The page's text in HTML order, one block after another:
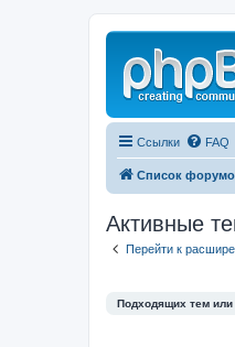
Ссылки FAQ
Список
Активные
Перейти к
Подходящих тем или